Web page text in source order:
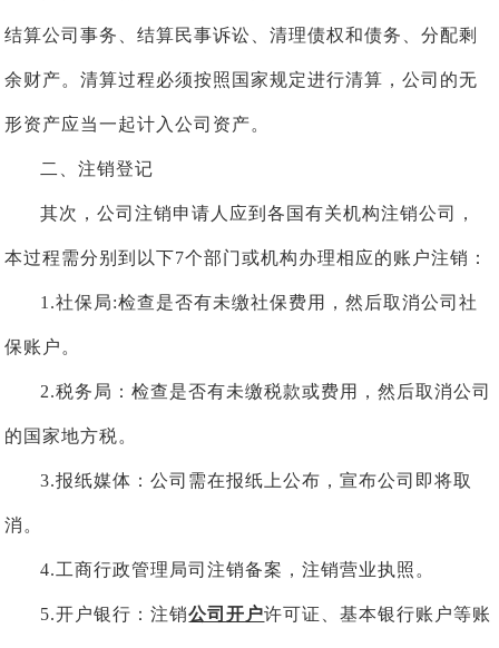
结算公司事务、结算民事诉讼、清理债权和债务、分配剩
余财产。清算过程必须按照国家规定进行清算，公司的无
形资产应当一起计入公司资产。
二、注销登记
其次，公司注销申请人应到各国有关机构注销公司，
本过程需分别到以下7个部门或机构办理相应的账户注销：
1.社保局:检查是否有未缴社保费用，然后取消公司社
保账户。
2.税务局：检查是否有未缴税款或费用，然后取消公司
的国家地方税。
3.报纸媒体：公司需在报纸上公布，宣布公司即将取
消。
4.工商行政管理局司注销备案，注销营业执照。
5.开户银行：注销公司开户许可证、基本银行账户等账